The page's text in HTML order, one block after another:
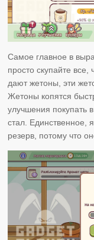
Самое главное в
просто скупайте
дают жетоны, эти
Жетоны копятся
улучшения покупать
стал. Единственное,
резерв, потому что